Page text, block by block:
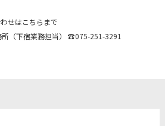
せはこちらまで
所（下宿業務担当） ☎075-251-3291